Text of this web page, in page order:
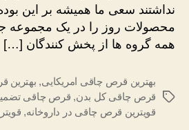
نداشتند سعی ما همیشه بر این
محصولات روز را در یک مجموعه
همه گروه ها از پخش کنندگان […]
برچسب‌ها
بهترین قرص چاقی امریکایی, بهترین
قرص چاقی کل بدن, قرص چاقی
قویترین قرص چاقی در داروخانه,